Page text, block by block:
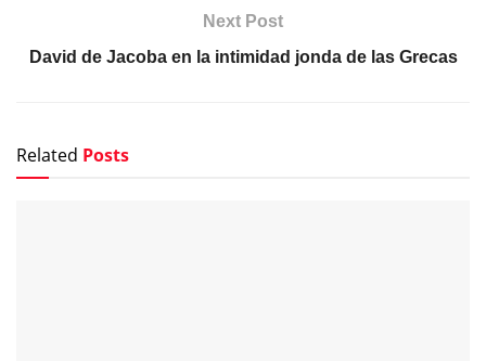
Next Post
David de Jacoba en la intimidad jonda de las Grecas
Related Posts